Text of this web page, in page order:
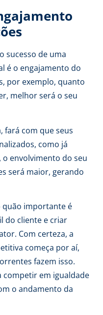
sucesso de uma
é o engajamento do
por exemplo, quanto
melhor será o seu
fará com que seus
como já
envolvimento do seu
será maior, gerando
quão importante é
do cliente e criar
Com certeza, a
começa por aí,
fazem isso.
competir em igualdade
o andamento da